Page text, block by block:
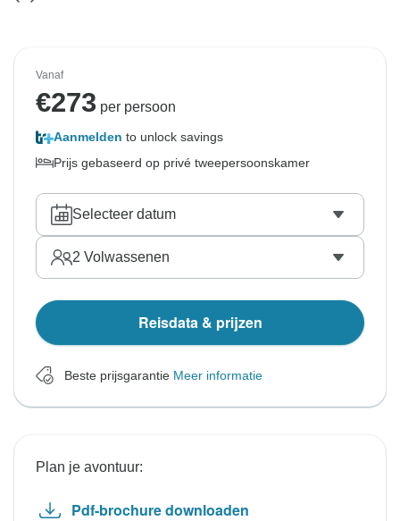
Vanaf
€273 per persoon
Aanmelden to unlock savings
Prijs gebaseerd op privé tweepersoonskamer
Selecteer datum
2 Volwassenen
Reisdata & prijzen
Beste prijsgarantie Meer informatie
Plan je avontuur:
Pdf-brochure downloaden